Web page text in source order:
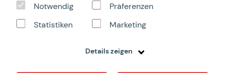
Notwendig
Präferenzen
Statistiken
Marketing
Details zeigen
Ergebnisse aus dem Metas Reels Studio, geben Einblicke
Kampagnen- und KPI-Erfolgen.